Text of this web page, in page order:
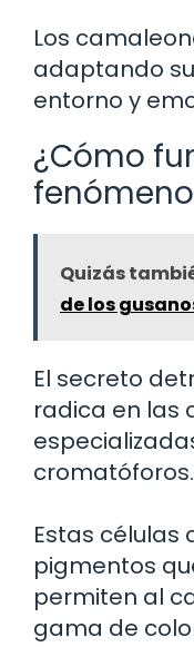
Los
adaptando
entorno y
¿Cómo
Quizás
de los
El secreto
radica en las
cromatóforos.
Estas células
pigmentos
permiten al
gama de